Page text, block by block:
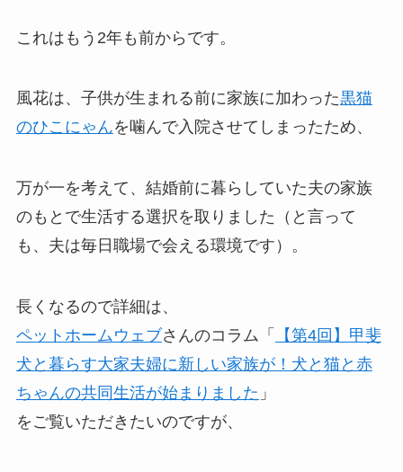
これはもう2年も前からです。
風花は、子供が生まれる前に家族に加わった黒猫
のひこにゃんを噛んで入院させてしまったため、
万が一を考えて、結婚前に暮らしていた夫の家族
のもとで生活する選択を取りました（と言って
も、夫は毎日職場で会える環境です）。
長くなるので詳細は、
ペットホームウェブさんのコラム「
【第4回】甲斐
犬と暮らす大家夫婦に新しい家族が！犬と猫と赤
ちゃんの共同生活が始まりました 」
をご覧いただきたいのですが、